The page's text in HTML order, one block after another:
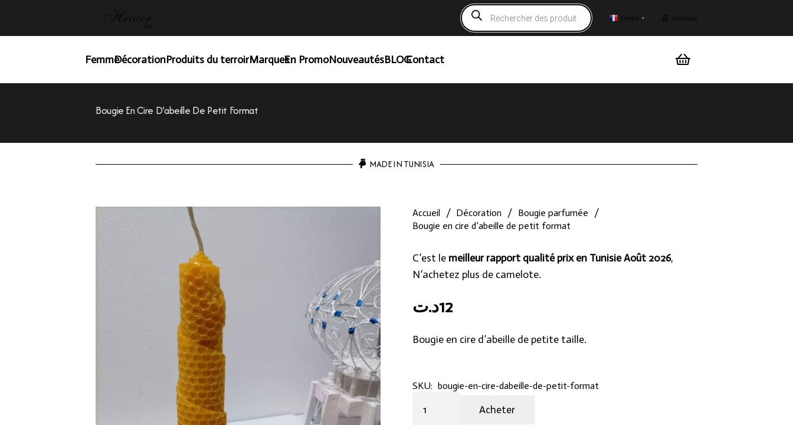
Recherche
de
produits
French ▼ Vendeur
FemmeDécorationProduits du terroirMarquesEn PromoNouveautésBLOGContact
Bougie En Cire D’abeille De Petit Format
MADE IN TUNISIA
Accueil / Décoration / Bougie parfumée
/
Bougie en cire d’abeille de petit format
C’est le meilleur rapport qualité prix en Tunisie Août 2026,
N’achetez plus de camelote.
12د.ت
Bougie en cire d’abeille de petite taille.
SKU: bougie-en-cire-dabeille-de-petit-format
Acheter